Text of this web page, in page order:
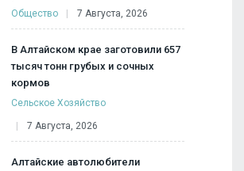
Общество 7 Августа, 2026
В Алтайском крае заготовили 657
тысяч тонн грубых и сочных
кормов
Сельское Хозяйство
7 Августа, 2026
Алтайские автолюбители